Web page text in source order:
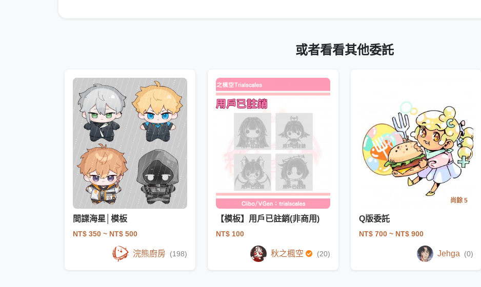
或者看看其他委託
間諜海星│模板
NT$ 350 ~ NT$ 500
浣熊廚房 (198)
【模板】用戶已註銷(非商用)
NT$ 100
秋之楓空 (20)
尚餘 5
Q版委託
NT$ 700 ~ NT$ 900
Jehga (0)